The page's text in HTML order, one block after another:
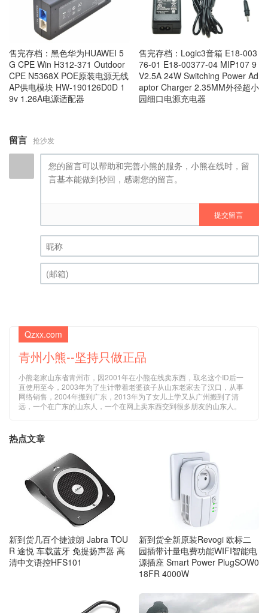
售完存档：黑色华为HUAWEI 5
G CPE Win H312-371 Outdoor
CPE N5368X POE原装电源无线
AP供电模块 HW-190126D0D 1
9v 1.26A电源适配器
售完存档：Logic3音箱 E18-003
76-01 E18-00377-04 MIP107 9
V2.5A 24W Switching Power Ad
aptor Charger 2.35MM外径超小
园细口电源充电器
留言 抢沙发
提交留言
昵称 (必填)
Qzxx.com
青州小熊--坚持只做正品
小熊老家山东省青州市，因2001年在小熊在线卖东西，取名这个ID后一
直使用至今，2003年为了生计带着老婆孩子从山东老家去了汉口，从事
网络销售，2004年搬到广东，2013年为了女儿上学又从广州搬到了清
远，一个在广东的山东人，一个在网上卖东西交到很多朋友的山东人。
热点文章
新到货几百个捷波朗 Jabra TOU
R 途悦 车载蓝牙 免提扬声器 高
清中文语控HFS101
新到货全新原装Revogi 欧标二
园插带计量电费功能WIFI智能电
源插座 Smart Power PlugSOW0
18FR 4000W